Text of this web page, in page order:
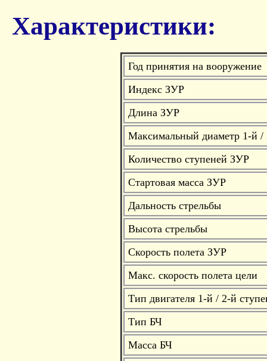
Характеристики:
Год принятия на вооружение
Индекс ЗУР
Длина ЗУР
Максимальный диаметр 1-й /
Количество ступеней ЗУР
Стартовая масса ЗУР
Дальность стрельбы
Высота стрельбы
Скорость полета ЗУР
Макс. скорость полета цели
Тип двигателя 1-й / 2-й
Тип БЧ
Масса БЧ